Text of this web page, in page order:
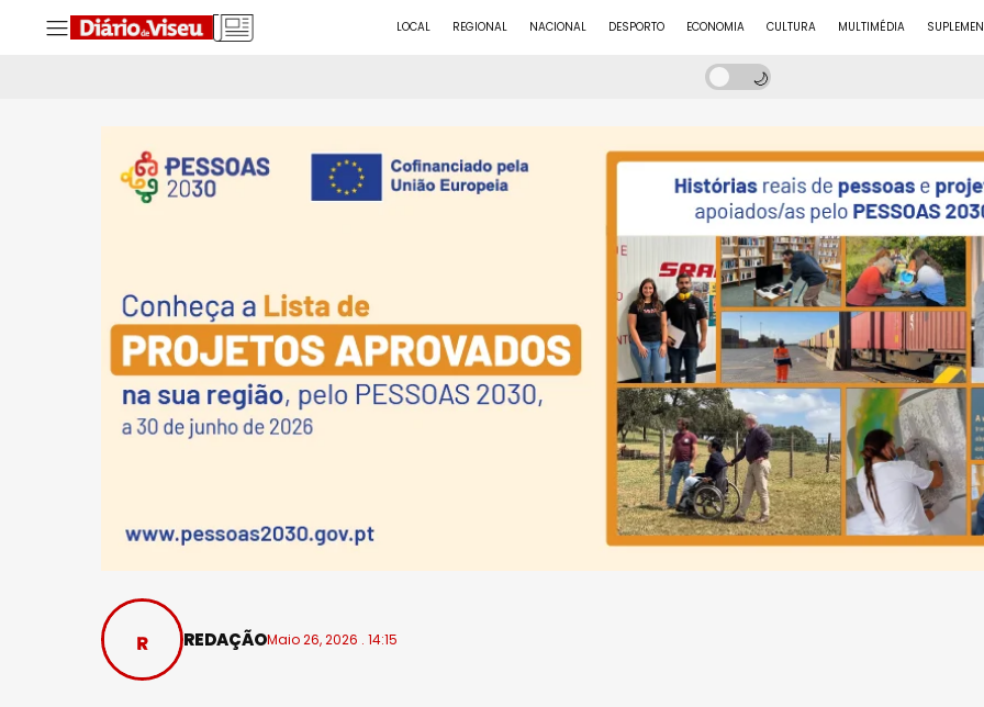
LOCAL REGIONAL NACIONAL DESPORTO ECONOMIA CULTURA MULTIMÉDIA
REDAÇÃOMaio 26, 2026 . 14:15